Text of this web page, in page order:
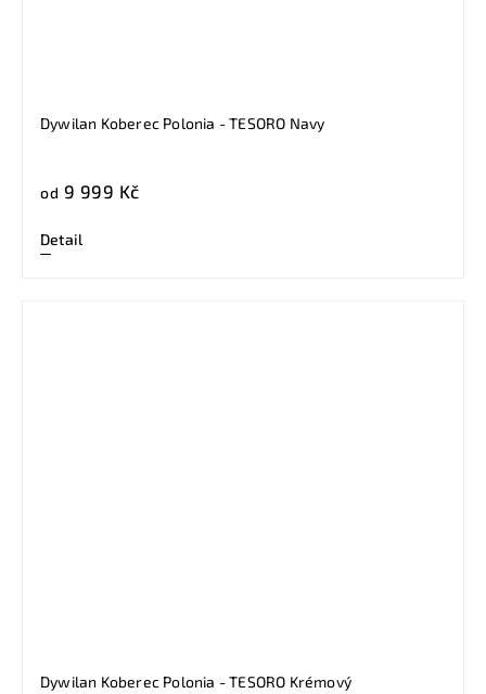
Dywilan Koberec Polonia - TESORO Navy
od 9 999 Kč
Detail
Dywilan Koberec Polonia - TESORO Krémový